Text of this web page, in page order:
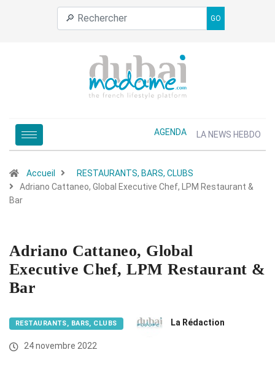
GO
AGENDA LA NEWS HEBDO
Accueil
RESTAURANTS, BARS, CLUBS
Adriano Cattaneo, Global Executive Chef, LPM Restaurant &
Bar
Adriano Cattaneo, Global
Executive Chef, LPM Restaurant &
Bar
RESTAURANTS, BARS, CLUBS La Rédaction
24 novembre 2022